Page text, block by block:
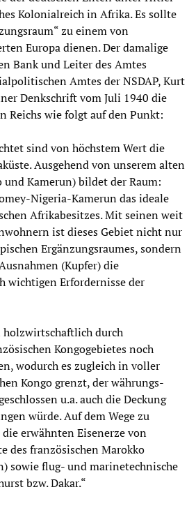
Kolonialreich in Afrika. Es sollte
zu einem von
Europa dienen. Der damalige
Bank und Leiter des Amtes
Amtes der NSDAP, Kurt
Denkschrift vom Juli 1940 die
Reichs wie folgt auf den Punkt:
sind von höchstem Wert die
Ausgehend von unserem alten
Kamerun) bildet der Raum:
Nigeria-Kamerun das ideale
Afrikabesitzes. Mit seinen weit
ist dieses Gebiet nicht nur
Ergänzungsraumes, sondern
(Kupfer) die
wichtigen Erfordernisse der
holzwirtschaftlich durch
Kongogebietes noch
wodurch es zugleich in voller
Kongo grenzt, der währungs-
u.a. auch die Deckung
würde. Auf dem Wege zu
erwähnten Eisenerze von
des französischen Marokko
sowie flug- und marinetechnische
bzw. Dakar.“